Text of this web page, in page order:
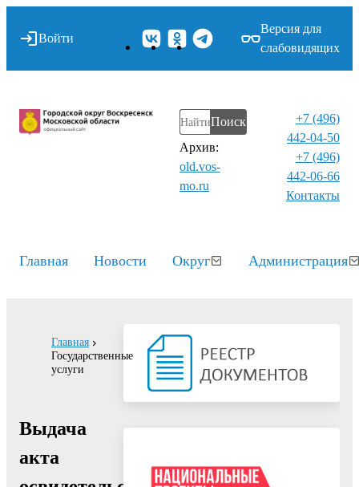
Войти
Версия для
слабовидящих
Поиск
Архив:
old.vos-
mo.ru
+7 (496)
442-04-50
+7 (496)
442-06-66
Контакты⁠
Главная Новости Округ Администрация
Главная
Государственные
услуги
Выдача
акта